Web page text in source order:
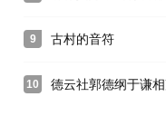
富多样的主题和互动形式，
9 古村的音符
10 德云社郭德纲于谦